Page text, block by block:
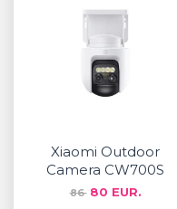
Xiaomi Outdoor
Camera CW700S
86 80 EUR.
• Xiaomi
РЕМЕНИ ЗА ЧАСОВНИК